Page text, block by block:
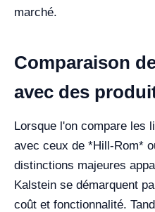
marché.
Comparaison
avec des
Lorsque l'on compare les
avec ceux de *Hill-Rom*
distinctions majeures
Kalstein se démarquent
coût et fonctionnalité.